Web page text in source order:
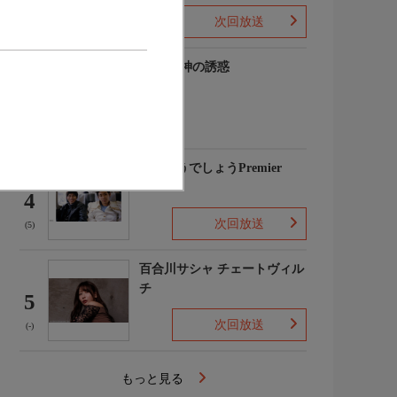
次回放送
谷碧 女神の誘惑
4
(5)
水曜どうでしょうPremier
次回放送
5
(-)
百合川サシャ チェートヴィル
チ
次回放送
もっと見る